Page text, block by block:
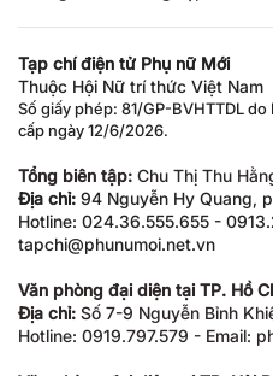
Tạp chí điện tử Phụ nữ Mới
Thuộc Hội Nữ trí thức Việt Nam
Số giấy phép: 81/GP-BVHTTDL
cấp ngày 12/6/2026.
Tổng biên tập: Chu Thị Thu
Địa chỉ: 94 Nguyễn Hy Quang,
Hotline: 024.36.555.655 -
tapchi@phunumoi.net.vn
Văn phòng đại diện tại TP. Hồ
Địa chỉ: Số 7-9 Nguyễn Bỉnh
Hotline: 0919.797.579 - Email: